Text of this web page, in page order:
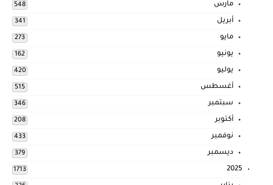
مارس 548
أبريل 341
مايو 273
يونيو 162
يوليو 420
أغسطس 515
سبتمبر 346
أكتوبر 208
نوفمبر 433
ديسمبر 379
2025
1713